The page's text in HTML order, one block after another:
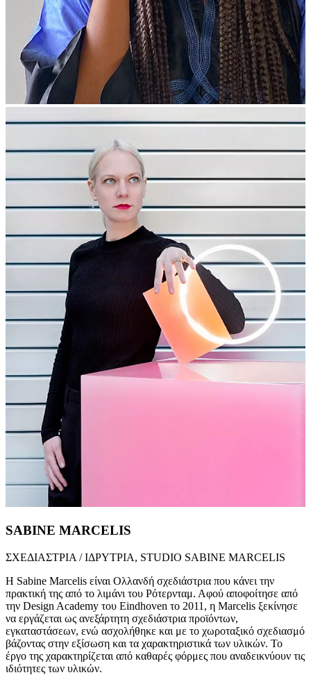
SABINE MARCELIS
ΣΧΕΔΙΑΣΤΡΙΑ / ΙΔΡΥΤΡΙΑ, STUDIO SABINE MARCELIS
Η Sabine Marcelis είναι Ολλανδή σχεδιάστρια που κάνει την
πρακτική της από το λιμάνι του Ρότερνταμ. Αφού αποφοίτησε από
την Design Academy του Eindhoven το 2011, η Marcelis ξεκίνησε
να εργάζεται ως ανεξάρτητη σχεδιάστρια προϊόντων,
εγκαταστάσεων, ενώ ασχολήθηκε και με το χωροταξικό σχεδιασμό
βάζοντας στην εξίσωση και τα χαρακτηριστικά των υλικών. Το
έργο της χαρακτηρίζεται από καθαρές φόρμες που αναδεικνύουν τις
ιδιότητες των υλικών.